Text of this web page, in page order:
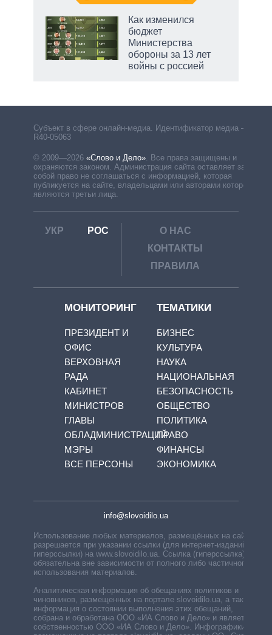
Как изменился
бюджет
Министерства
обороны за 13 лет
войны с россией
Субъект в сфере онлайн-медиа. Идентификатор медиа –
R40-05063
© 2009—2026 «Слово и Дело». Все права защищены и
охраняются законом. Администрация сайта оставляет за
собой право не соглашаться с информацией, которая
публикуется на сайте, владельцами или авторами которой
являются третьи лица.
УКР РОС
О НАС
КОНТАКТЫ
ПРАВИЛА
МОНИТОРИНГ
ПРЕЗИДЕНТ И
ОФИС
ВЕРХОВНАЯ
РАДА
КАБИНЕТ
МИНИСТРОВ
ГЛАВЫ
ОБЛАДМИНИСТРАЦИЙ
МЭРЫ
ВСЕ ПЕРСОНЫ
ТЕМАТИКИ
БИЗНЕС
КУЛЬТУРА
НАУКА
НАЦИОНАЛЬНАЯ
БЕЗОПАСНОСТЬ
ОБЩЕСТВО
ПОЛИТИКА
ПРАВО
ФИНАНСЫ
ЭКОНОМИКА
info@slovoidilo.ua
Использование любых материалов, размещённых на сайте,
разрешается при указании ссылки (для интернет-изданий —
гиперссылки) на www.slovoidilo.ua. Ссылка (гиперссылка)
обязательна вне зависимости от полного либо частичного
использования материалов.
Аналитическая информация об обещаниях политиков и
чиновников, размещенных на портале slovoidilo.ua, а также
информация о состоянии выполнения этих обещаний,
собрана и обработана ООО «ИА Слово и Дело» и является
собственностью ООО «ИА Слово и Дело». Инфографики,